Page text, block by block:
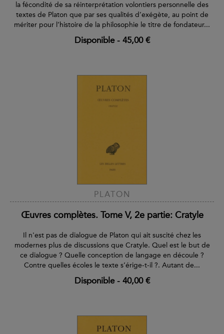
la fécondité de sa réinterprétation volontiers personnelle des
textes de Platon que par ses qualités d’exégète, au point de
mériter pour l’histoire de la philosophie le titre de fondateur...
Disponible- 45,00 €
PLATON
Œuvres complètes. Tome V, 2e partie: Cratyle
Il n'est pas de dialogue de Platon qui ait suscité chez les
modernes plus de discussions que Cratyle. Quel est le but de
ce dialogue ? Quelle conception de langage en découle ?
Contre quelles écoles le texte s’érige-t-il ?. Autant de...
Disponible- 40,00 €